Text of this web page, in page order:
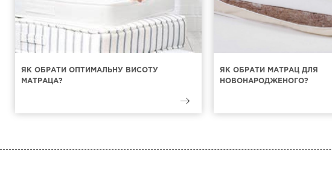
ЯК ОБРАТИ ОПТИМАЛЬНУ ВИСОТУ
МАТРАЦА?
ЯК ОБРАТИ МАТРАЦ ДЛЯ
НОВОНАРОДЖЕНОГО?